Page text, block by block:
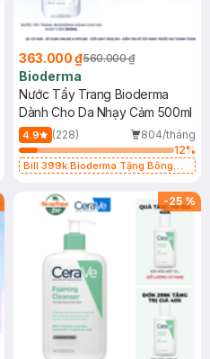
363.000 ₫560.000 ₫
Bioderma
Nước Tẩy Trang Bioderma
Dành Cho Da Nhạy Cảm 500ml
4.9 (228)
804/tháng
12%
Bill 399k Bioderma Tặng Bông
-25 %